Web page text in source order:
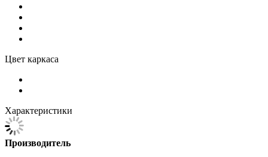
Цвет каркаса
Характеристики
Производитель